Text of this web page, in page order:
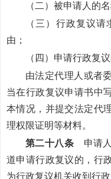
（二）被申请人的名
（三）行政复议
由；
（四）申请行政复议
由法定代理人或者
当在行政复议申请书中
本情况，并提交法定代
理权限证明等材料。
第二十八条 申请人
道申请行政复议的，行
为行政复议机关收到行政